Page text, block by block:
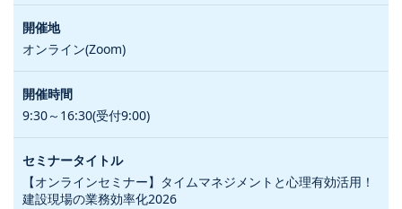
オンライン(Zoom)
9:30～16:30(受付9:00)
【オンラインセミナー】タイムマネジメントと心理有効活用！
建設現場の業務効率化2026